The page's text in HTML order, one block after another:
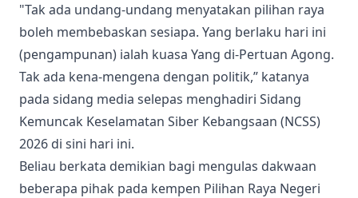
"Tak ada undang-undang menyatakan pilihan raya
boleh membebaskan sesiapa. Yang berlaku hari ini
(pengampunan) ialah kuasa Yang di-Pertuan Agong.
Tak ada kena-mengena dengan politik,” katanya
pada sidang media selepas menghadiri Sidang
Kemuncak Keselamatan Siber Kebangsaan (NCSS)
2026 di sini hari ini.
Beliau berkata demikian bagi mengulas dakwaan
beberapa pihak pada kempen Pilihan Raya Negeri